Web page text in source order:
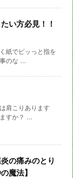
い方必見！！
紙でピッっと指を
のな ...
肩こりあります
すか？ ...
の痛みのとり
魔法】